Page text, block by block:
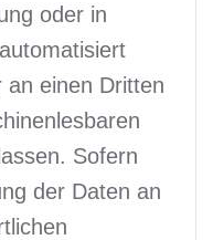
oder in
einen Dritten
Sofern
der Daten an